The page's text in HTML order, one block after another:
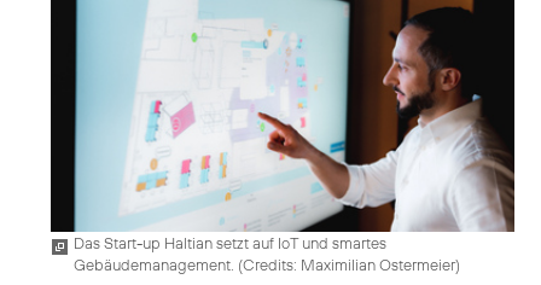
Das Start-up Haltian setzt auf IoT und smartes
Gebäudemanagement. (Credits: Maximilian Ostermeier)